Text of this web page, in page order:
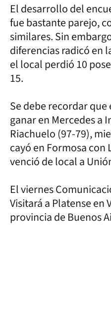
El desarrollo del
fue bastante parejo,
similares. Sin
diferencias radicó en
el local perdió 10
15.
Se debe recordar
ganar en Mercedes a
Riachuelo (97-79),
cayó en Formosa con
venció de local a
El viernes
Visitará a Platense en
provincia de Buenos